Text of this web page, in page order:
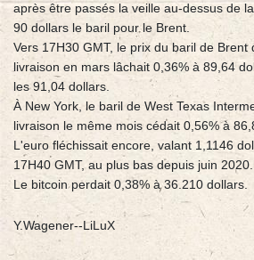
après être passés la veille au-dessus de
90 dollars le baril pour le Brent.
Vers 17H30 GMT, le prix du baril de
livraison en mars lâchait 0,36% à 89,64
les 91,04 dollars.
À New York, le baril de West Texas
livraison le même mois cédait 0,56% à
L'euro fléchissait encore, valant 1,1146
17H40 GMT, au plus bas depuis juin 2020.
Le bitcoin perdait 0,38% à 36.210 dollars.
Y.Wagener--LiLuX